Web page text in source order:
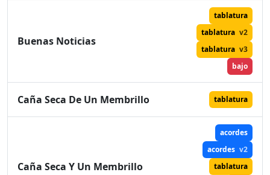
Buenas Noticias
tablatura
tablatura v2
tablatura v3
bajo
Caña Seca De Un Membrillo tablatura
Caña Seca Y Un Membrillo
acordes
acordes v2
tablatura